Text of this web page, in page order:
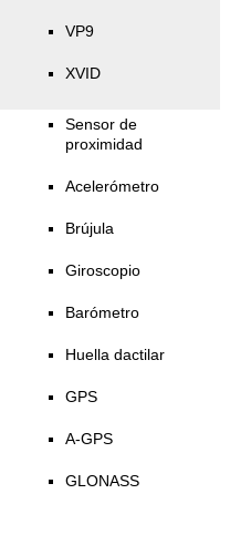
VP9
XVID
Sensor de
proximidad
Acelerómetro
Brújula
Giroscopio
Barómetro
Huella dactilar
GPS
A-GPS
GLONASS